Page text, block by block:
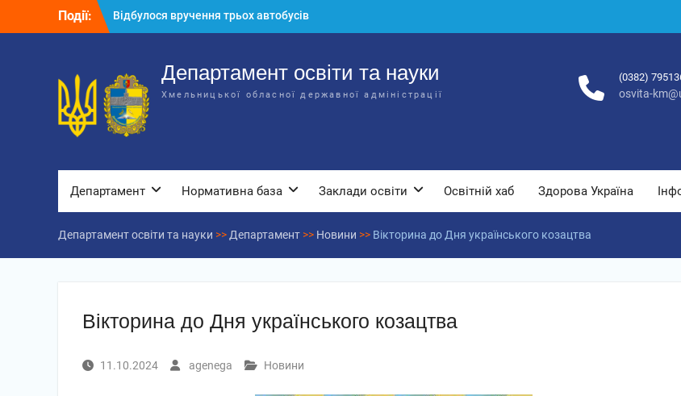
Події:
для потреб закладів освіти
Відбулося засідання колегії
державної адміністрації
Відбулась обласна нарада для
відповідальних за національно-
патріотичне виховання
Департамент освіти та науки
Хмельницької обласної державної адміністрації
(0382)
osvita-
Департамент Нормативна база Заклади освіти Освітній хаб Здорова Україна
Департамент освіти та науки >> Департамент >> Новини >> Вікторина до Дня українського козацтва
Вікторина до Дня українського козацтва
11.10.2024 agenega Новини